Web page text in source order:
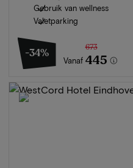
Gebruik van wellness
Valetparking
-34%
Vanaf
673
445